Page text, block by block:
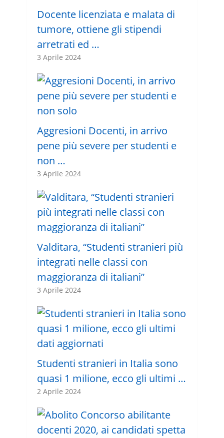
Docente licenziata e malata di
tumore, ottiene gli stipendi
arretrati ed …
3 Aprile 2024
Aggresioni Docenti, in arrivo
pene più severe per studenti e
non …
3 Aprile 2024
Valditara, “Studenti stranieri più
integrati nelle classi con
maggioranza di italiani”
3 Aprile 2024
Studenti stranieri in Italia sono
quasi 1 milione, ecco gli ultimi …
2 Aprile 2024